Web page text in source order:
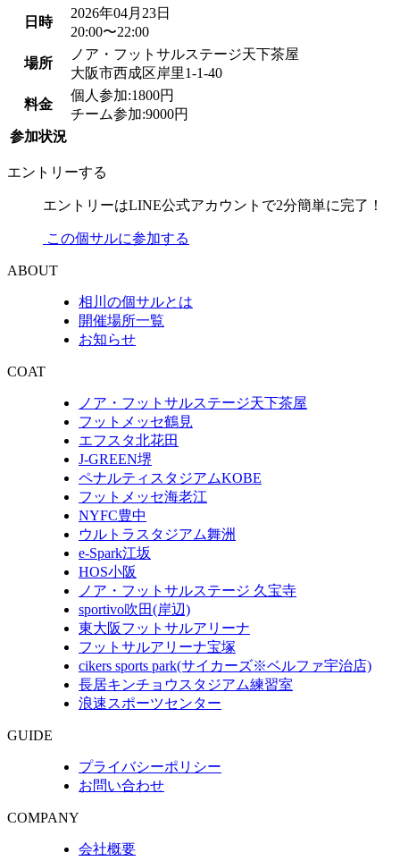
日時
2026年04月23日
20:00〜22:00
場所
ノア・フットサルステージ天下茶屋
大阪市西成区岸里1-1-40
料金
個人参加:1800円
チーム参加:9000円
参加状況
エントリーする
エントリーはLINE公式アカウントで2分簡単に完了！
この個サルに参加する
ABOUT
相川の個サルとは
開催場所一覧
お知らせ
COAT
ノア・フットサルステージ天下茶屋
フットメッセ鶴見
エフスタ北花田
J-GREEN堺
ペナルティスタジアムKOBE
フットメッセ海老江
NYFC豊中
ウルトラスタジアム舞洲
e-Spark江坂
HOS小阪
ノア・フットサルステージ 久宝寺
sportivo吹田(岸辺)
東大阪フットサルアリーナ
フットサルアリーナ宝塚
cikers sports park(サイカーズ※ベルファ宇治店)
長居キンチョウスタジアム練習室
浪速スポーツセンター
GUIDE
プライバシーポリシー
お問い合わせ
COMPANY
会社概要